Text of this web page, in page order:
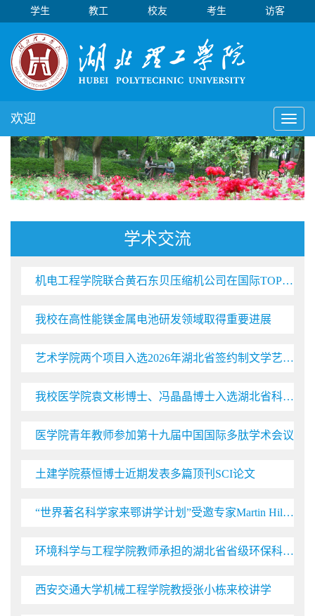
学生 教工 校友 考生 访客
Toggle
欢迎
学术交流
机电工程学院联合黄石东贝压缩机公司在国际TOP期刊发表研究成果
我校在高性能镁金属电池研发领域取得重要进展
艺术学院两个项目入选2026年湖北省签约制文学艺术创作扶持项目
我校医学院袁文彬博士、冯晶晶博士入选湖北省科协晨光托举工程
医学院青年教师参加第十九届中国国际多肽学术会议
土建学院蔡恒博士近期发表多篇顶刊SCI论文
“世界著名科学家来鄂讲学计划”受邀专家Martin Hilpert来校开展系列学术讲座
环境科学与工程学院教师承担的湖北省省级环保科研项目顺利通过验收
西安交通大学机械工程学院教授张小栋来校讲学